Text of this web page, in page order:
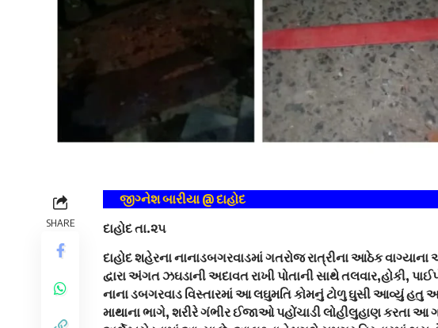
SHARE
જીગ્નેશ બારીયા @ દાહોદ
દાહોદ તા.૨૫
દાહોદ શહેરના નાનાડબગરવાડમાં ગતરોજ રાત્રીના આઠેક વાગ્યાના
દ્વારા અંગત ઝઘડાની અદાવત રાખી પોતાની સાથે તલવાર,હોકી,
નાના ડબગરવાડ વિસ્તારમાં આ લઘુમતિ કોમનું ટોળુ ઘુસી આવ્યું હતુ
માથાના ભાગે, શરીરે ગંભીર ઈજાઓ પહોંચાડી લોહીલુહાણ કરતા આ